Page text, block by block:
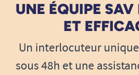
UNE ÉQUIPE
ET
Un interlocuteur
sous 48h et une